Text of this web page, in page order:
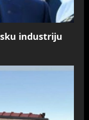
industriju